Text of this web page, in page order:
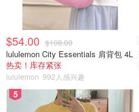
$54.00 $108.00
lululemon City Essentials 肩背包 4L
热卖！库存紧张
lululemon 992人感兴趣
5